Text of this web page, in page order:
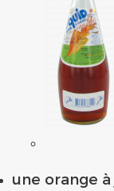
une orange à